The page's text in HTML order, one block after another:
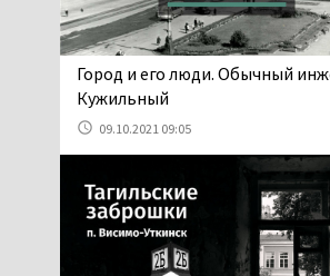
дня запретят
электросамокаты
вошь». Родители 10-
пожаловались на
паразитов, которые искусали их
ребёнка в детской больнице
Нижнего Тагила
05.08.2026 17:59
​​​​​​​Город и его люди. Обычный
Кужильный
09.10.2021 09:05